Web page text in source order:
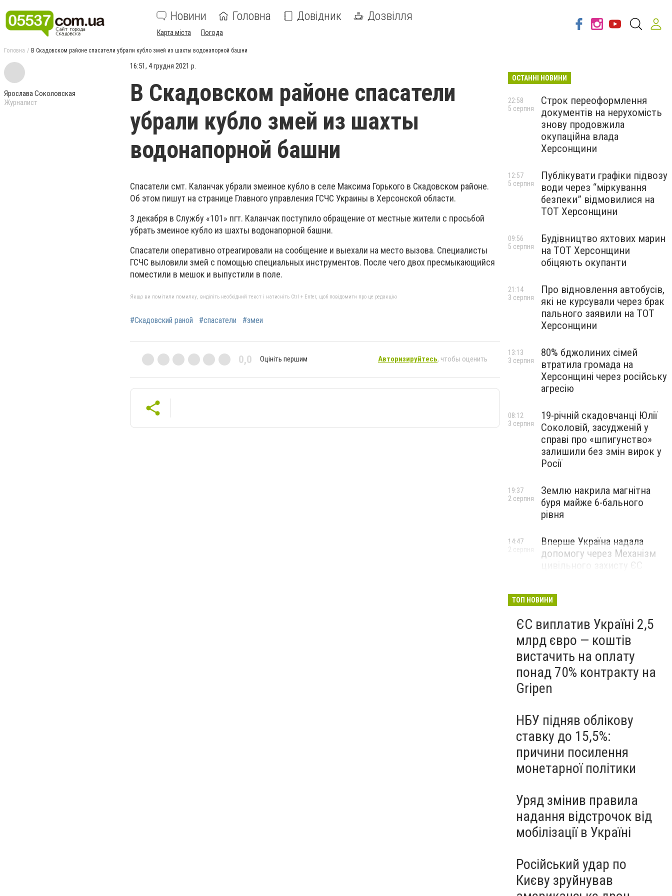
Новини Головна Довідник Дозвілля
Карта міста Погода
Головна В Скадовском районе спасатели убрали кубло змей из шахты водонапорной башни
Ярослава Соколовская
Журналист
16:51, 4 грудня 2021 р.
В Скадовском районе спасатели
убрали кубло змей из шахты
водонапорной башни
Спасатели смт. Каланчак убрали змеиное кубло в селе Максима Горького в Скадовском районе.
Об этом пишут на странице Главного управления ГСЧС Украины в Херсонской области.
3 декабря в Службу «101» пгт. Каланчак поступило обращение от местные жители с просьбой
убрать змеиное кубло из шахты водонапорной башни.
Спасатели оперативно отреагировали на сообщение и выехали на место вызова. Специалисты
ГСЧС выловили змей с помощью специальных инструментов. После чего двох пресмыкающийся
поместили в мешок и выпустили в поле.
Якщо ви помітили помилку, виділіть необхідний текст і натисніть Ctrl + Enter, щоб повідомити про це редакцію
#Скадовский раной #спасатели #змеи
0,0 Оцініть першим Авторизируйтесь, чтобы оценить
ОСТАННІ НОВИНИ
Строк переоформлення
документів на нерухомість
знову продовжила
окупаційна влада
Херсонщини
22:58
5 серпня
Публікувати графіки підвозу
води через “міркування
безпеки” відмовилися на
ТОТ Херсонщини
12:57
5 серпня
Будівництво яхтових марин
на ТОТ Херсонщини
обіцяють окупанти
09:56
5 серпня
Про відновлення автобусів,
які не курсували через брак
пального заявили на ТОТ
Херсонщини
21:14
3 серпня
80% бджолиних сімей
втратила громада на
Херсонщині через російську
агресію
13:13
3 серпня
19-річній скадовчанці Юлії
Соколовій, засудженій у
справі про «шпигунство»
залишили без змін вирок у
Росії
08:12
3 серпня
Землю накрила магнітна
буря майже 6-бального
рівня
19:37
2 серпня
Вперше Україна надала
допомогу через Механізм
цивільного захисту ЄС
14:47
2 серпня
ТОП НОВИНИ
ЄС виплатив Україні 2,5
млрд євро — коштів
вистачить на оплату
понад 70% контракту на
Gripen
НБУ підняв облікову
ставку до 15,5%:
причини посилення
монетарної політики
Уряд змінив правила
надання відстрочок від
мобілізації в Україні
Російський удар по
Києву зруйнував